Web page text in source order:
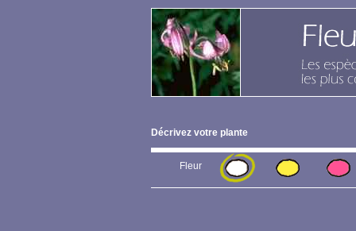
Décrivez votre plante
Fleur